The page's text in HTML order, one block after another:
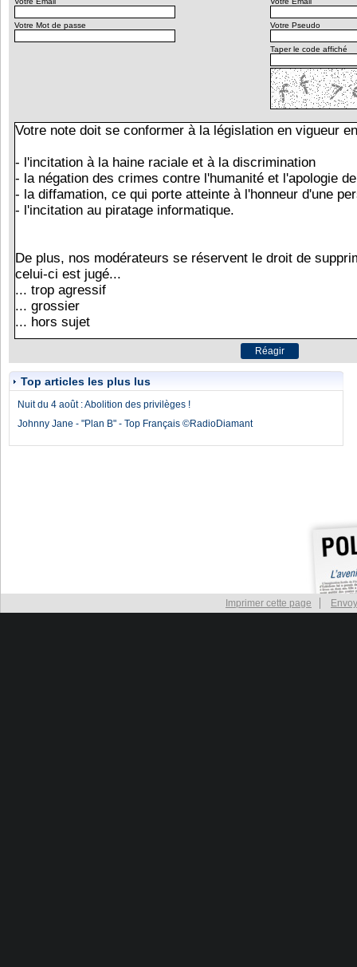
Votre Mot de passe Votre Pseudo
Taper le code affiché
Top articles les plus lus
Nuit du 4 août : Abolition des privilèges !
Johnny Jane - "Plan B" - Top Français ©RadioDiamant
Imprimer cette page